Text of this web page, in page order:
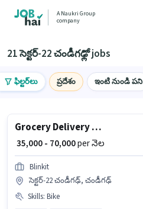
A Naukri Group
company
21 సెక్టర్-22 చండీగఢ్లో jobs
ఫిల్టర్‌లు ప్రదేశం ఇంటి నుండి పని
Grocery Delivery Boy
₹ 35,000 - 70,000per నెల
Blinkit
సెక్టర్-22 చండీగఢ్, చండీగఢ్
Skills: Bike